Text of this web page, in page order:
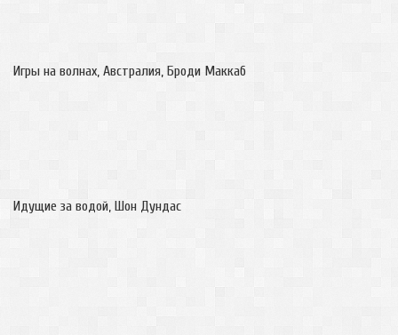
Игры на волнах, Австралия, Броди Маккаб
Идущие за водой, Шон Дундас